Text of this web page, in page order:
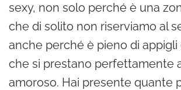
sexy, non solo perché è una
che di solito non riserviamo al
anche perché è pieno di appigli
che si prestano perfettamente
amoroso. Hai presente quante